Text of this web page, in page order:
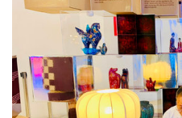
khơi thông mạch ngầm của hệ
thành động lực bền vững cho